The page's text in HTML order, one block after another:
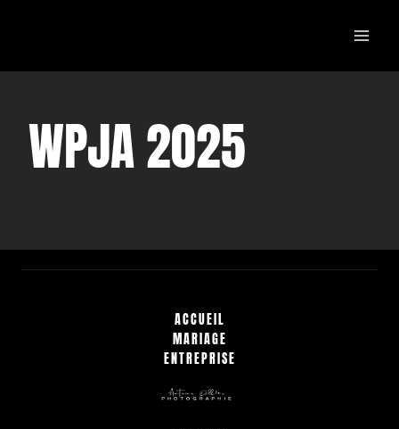
contenu
WPJA 2025
ACCUEIL
MARIAGE
ENTREPRISE